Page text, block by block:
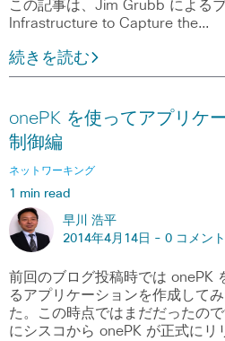
この記事は、Jim Grubb による
Infrastructure to Capture the…
続きを読む
onePK を使ってアプリケ
制御編
ネットワーキング
1 min read
早川 浩平
2014年4月14日 - 0 コメント
前回のブログ投稿時では onePK
るアプリケーションを作成して
た。この時点ではまだだったの
にシスコから onePK が正式にリ